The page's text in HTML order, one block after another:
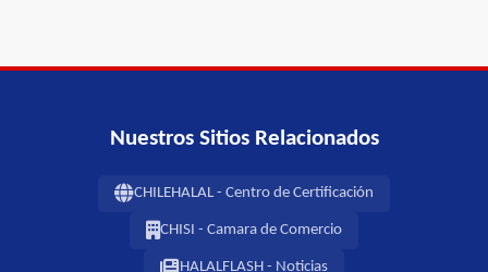
Nuestros Sitios Relacionados
CHILEHALAL - Centro de Certificación
CHISI - Camara de Comercio
HALALFLASH - Noticias